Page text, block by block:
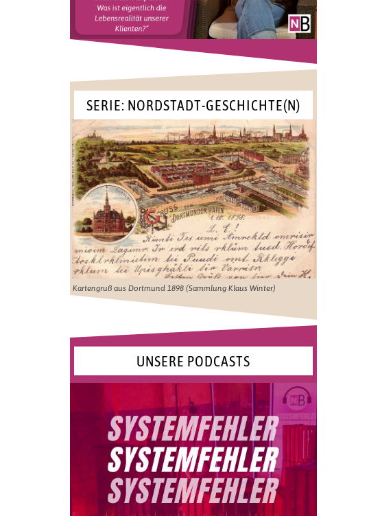
SERIE: NORDSTADT-GESCHICHTE(N)
Kartengruß aus Dortmund 1898 (Sammlung Klaus Winter)
UNSERE PODCASTS